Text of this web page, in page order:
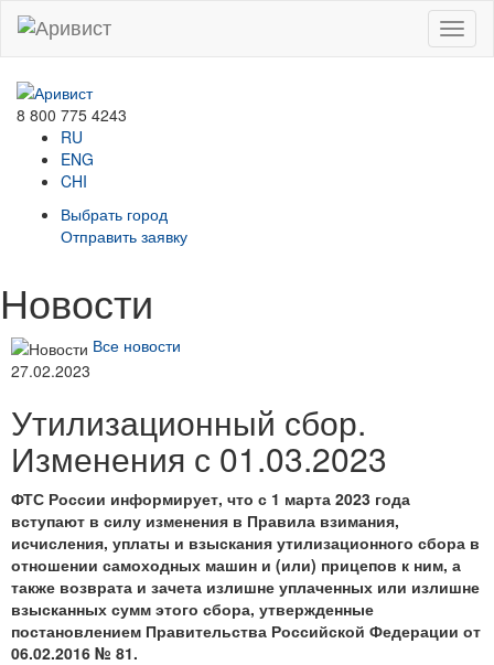
Menu
8 800 775 4243
RU
ENG
CHI
Выбрать город
Отправить заявку
Новости
Все новости
27.02.2023
Утилизационный сбор.
Изменения с 01.03.2023
ФТС России информирует, что с 1 марта 2023 года
вступают в силу изменения в Правила взимания,
исчисления, уплаты и взыскания утилизационного сбора в
отношении самоходных машин и (или) прицепов к ним, а
также возврата и зачета излишне уплаченных или излишне
взысканных сумм этого сбора, утвержденные
постановлением Правительства Российской Федерации от
06.02.2016 № 81.